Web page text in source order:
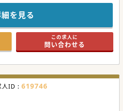
ますのでまずはご相談ください！
を見る
この求人に
問い合わせる
人ID : 619746